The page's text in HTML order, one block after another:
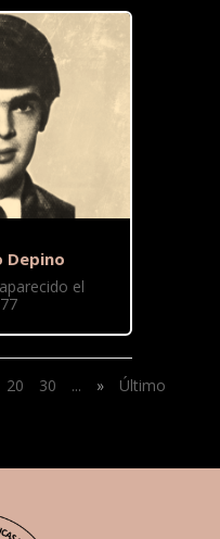
Depino
el
20 30 ... » Último